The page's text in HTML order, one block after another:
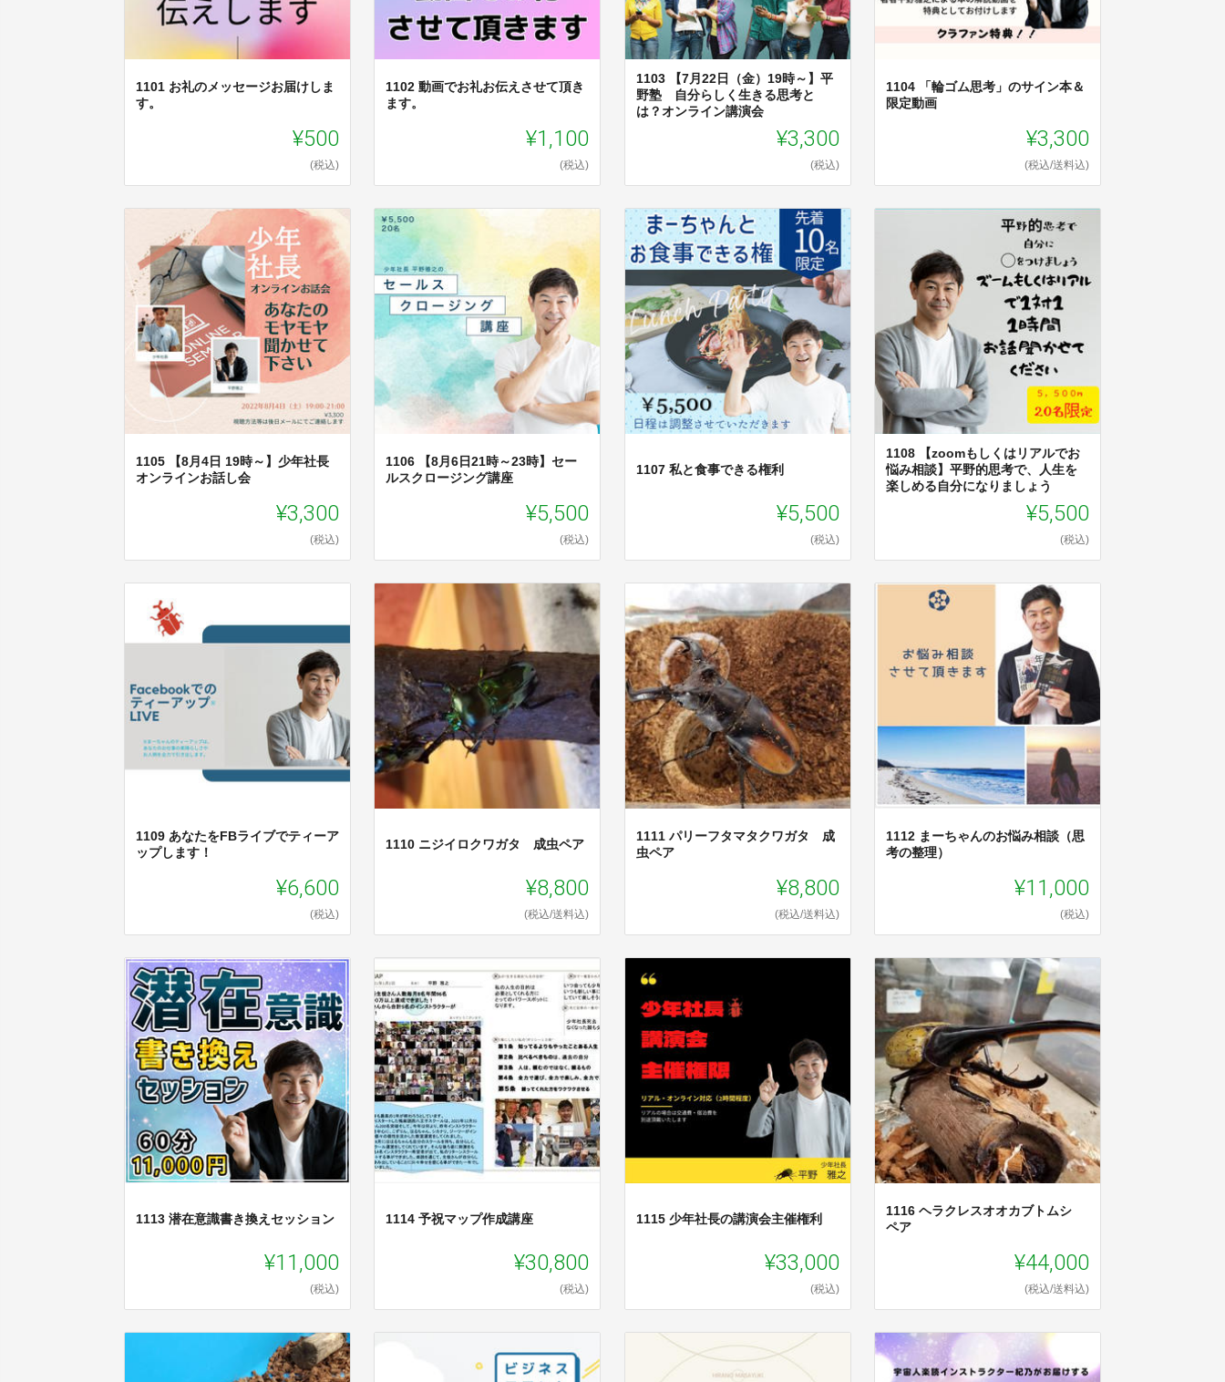
1101 お礼のメッセージお届けしま
す。
¥500
(税込)
1102 動画でお礼お伝えさせて頂き
ます。
¥1,100
(税込)
1103 【7月22日（金）19時～】平
野塾 自分らしく生きる思考と
は？オンライン講演会
¥3,300
(税込)
1104 「輪ゴム思考」のサイン本＆
限定動画
¥3,300
(税込/送料込)
1105 【8月4日 19時～】少年社長
オンラインお話し会
¥3,300
(税込)
1106 【8月6日21時～23時】セー
ルスクロージング講座
¥5,500
(税込)
1107 私と食事できる権利
¥5,500
(税込)
1108 【zoomもしくはリアルでお
悩み相談】平野的思考で、人生を
楽しめる自分になりましょう
¥5,500
(税込)
1109 あなたをFBライブでティーア
ップします！
¥6,600
(税込)
1110 ニジイロクワガタ 成虫ペア
¥8,800
(税込/送料込)
1111 パリーフタマタクワガタ 成
虫ペア
¥8,800
(税込/送料込)
1112 まーちゃんのお悩み相談（思
考の整理）
¥11,000
(税込)
1113 潜在意識書き換えセッション
¥11,000
(税込)
1114 予祝マップ作成講座
¥30,800
(税込)
1115 少年社長の講演会主催権利
¥33,000
(税込)
1116 ヘラクレスオオカブトムシ
ペア
¥44,000
(税込/送料込)